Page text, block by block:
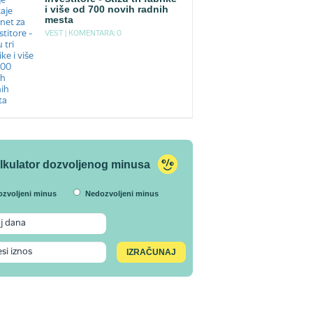
i više od 700 novih radnih
mesta
VEST | KOMENTARA: 0
dozvoljenog minusa
minus Nedozvoljeni minus